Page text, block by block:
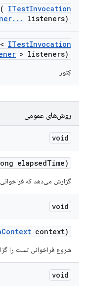
( ITestInvocation
. . . listeners)
ITestInvocation
> listeners)
کِتور
روش‌های عمومی
void
elapsedTime)
گزارش می‌دهد که
void
Context context)
شروع فراخوانی تست را
void